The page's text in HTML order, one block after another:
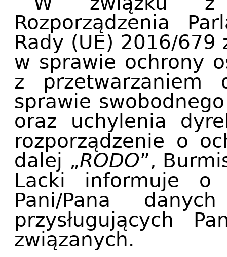
Rozporządzenia
Rady (UE) 2016/
w sprawie ochrony
z przetwarzaniem
sprawie
oraz uchylenia
rozporządzenie o
dalej „RODO”,
Lacki informuje o
Pani/Pana
przysługujących
związanych.